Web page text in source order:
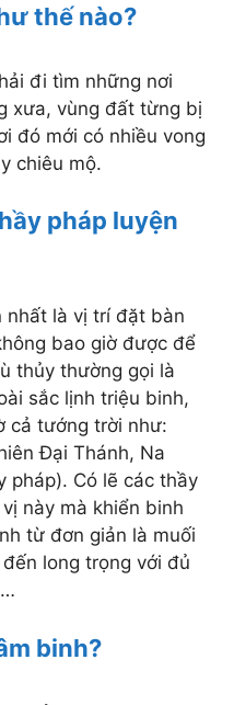
thế nào?
đi tìm những nơi
xưa, vùng đất từng bị
đó mới có nhiều vong
chiêu mộ.
pháp luyện
nhất là vị trí đặt bàn
bao giờ được để
thủy thường gọi là
sắc lịnh triệu binh,
cả tướng trời như:
Đại Thánh, Na
pháp). Có lẽ các thầy
này mà khiển binh
từ đơn giản là muối
long trọng với đủ
binh?